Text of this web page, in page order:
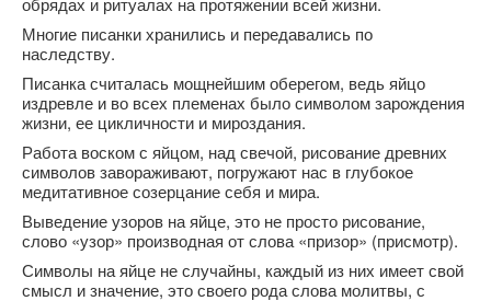
Многие писанки хранились и передавались по
наследству.
Писанка считалась мощнейшим оберегом, ведь яйцо
издревле и во всех племенах было символом зарождения
жизни, ее цикличности и мироздания.
Работа воском с яйцом, над свечой, рисование древних
символов завораживают, погружают нас в глубокое
медитативное созерцание себя и мира.
Выведение узоров на яйце, это не просто рисование,
слово «узор» производная от слова «призор» (присмотр).
Символы на яйце не случайны, каждый из них имеет свой
смысл и значение, это своего рода слова молитвы, с